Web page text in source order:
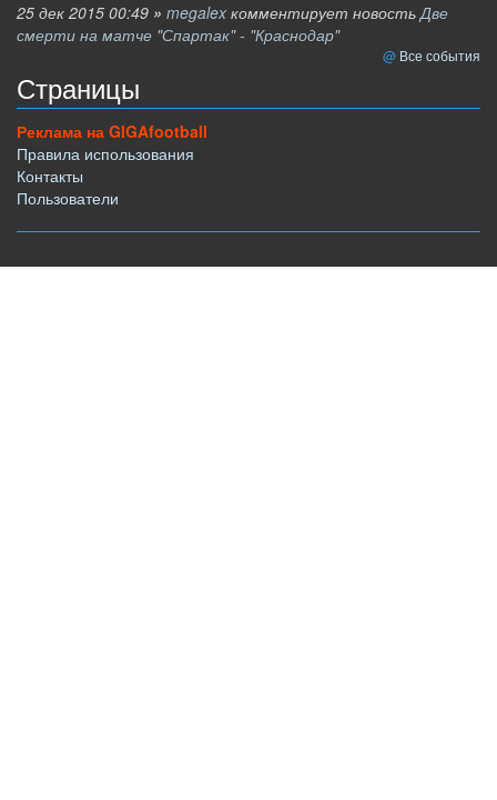
25 дек 2015 00:49 » megalex комментирует новостьДве
смерти на матче "Спартак" - "Краснодар"
Все события
Страницы
Реклама на GIGAfootball
Правила использования
Контакты
Пользователи